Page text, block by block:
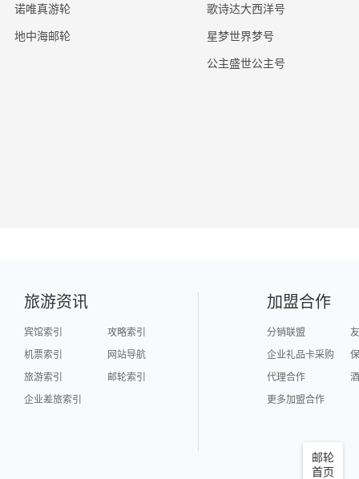
诺唯真游轮
地中海邮轮
歌诗达大西洋号
星梦世界梦号
公主盛世公主号
邮轮
首页
旅游资讯
宾馆索引
攻略索引
机票索引
网站导航
旅游索引
邮轮索引
企业差旅索引
加盟合作
分销联盟
企业礼品卡采购
代理合作
更多加盟合作